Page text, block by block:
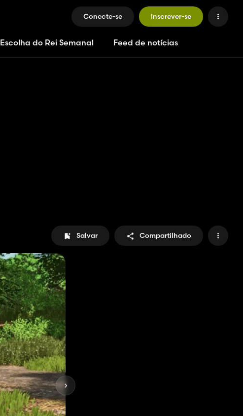
Conecte-se Inscrever-se
Escolha do Rei Semanal Feed de notícias
Salvar Compartilhado